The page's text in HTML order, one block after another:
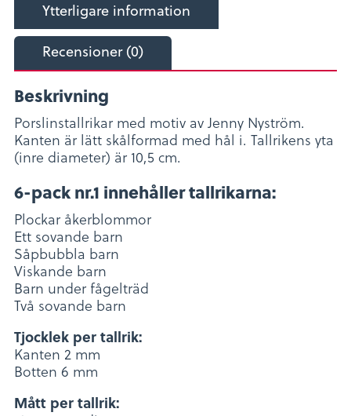
Ytterligare information
Recensioner (0)
Beskrivning
Porslinstallrikar med motiv av Jenny Nyström.
Kanten är lätt skålformad med hål i. Tallrikens yta
(inre diameter) är 10,5 cm.
6-pack nr.1 innehåller tallrikarna:
Plockar åkerblommor
Ett sovande barn
Såpbubbla barn
Viskande barn
Barn under fågelträd
Två sovande barn
Tjocklek per tallrik:
Kanten 2 mm
Botten 6 mm
Mått per tallrik: